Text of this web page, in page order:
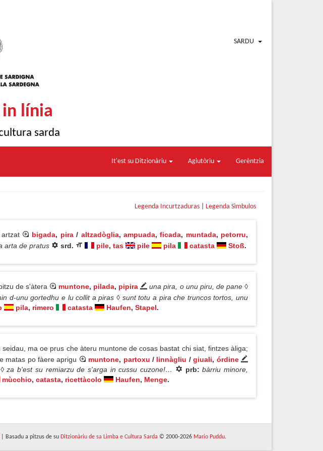
SARDU
línia
sarda
It'est su Ditzionàriu Agiutòriu Gerèntzia
Legenda Incurtzaduras Legenda Sìmbulos
bigada, pira / altzadòglia, ampuada,ficada, muntada, petorru,
arta de pratus srd. pile, tas pile pila catasta Stoß.
de s'àtera muntone, pilada, pipira
una pira, o unu piru, de pane ◊
d-unu gortedhu e lu collit a piras ◊ sunt totu a pira che truncos tortos, unu
pila, rimero catasta Haufen, Stapel.
seidau, ma oe prus che àteru muntone de cosas bastat chi siat, fintzes àliga;
matas po fàere aprigu
muntone, partoxu / linnàgliu / giuali, órdine
za b'est su remiarzu de s'arga in cussu cuzone!… prb: bàrriu minore,
mùcchio, catasta, ricettàcolo Haufen, Menge.
| Basadu a pitzus de su Ditzionàriu de sa Limba e Cultura Sarda © 2000-2026 Mario Puddu.